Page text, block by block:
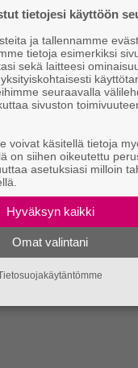
tietojesi käyttöön
ja tallennamme
tietoja esimerkiksi
sekä laitteesi
seuraavalla
sivuston
voivat käsitellä tietoja
on siihen oikeutettu
asetuksiasi milloin
Hyväksyn kaikki
Omat valintani